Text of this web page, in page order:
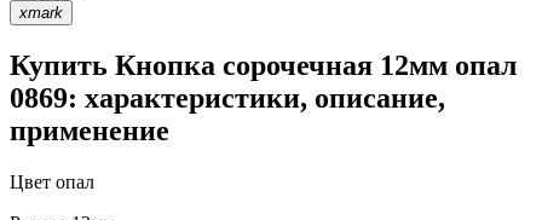
xmark
Купить Кнопка сорочечная 12мм опал
0869: характеристики, описание,
применение
Цвет опал